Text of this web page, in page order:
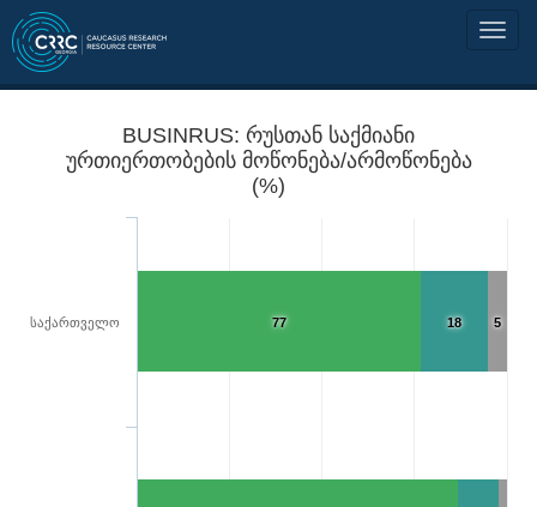
BUSINRUS: რუსთან საქმიანი
ურთიერთობების მოწონება/არმოწონება
(%)
5
18
77
საქართველო